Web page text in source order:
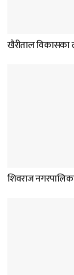
खैरीताल विकासका
शिवराज